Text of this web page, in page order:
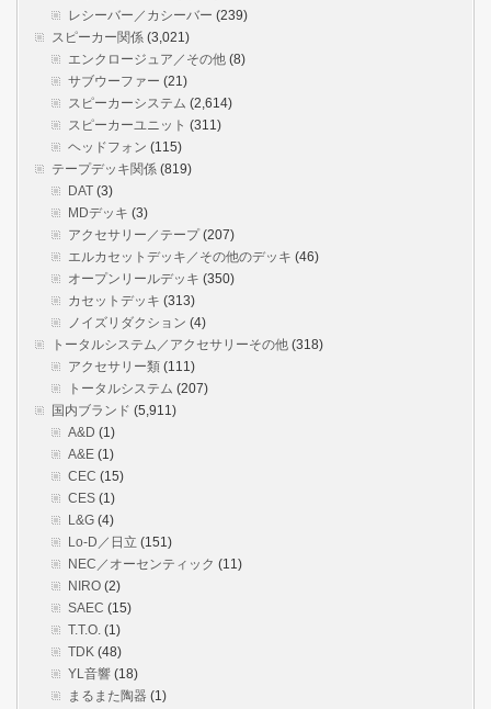
レシーバー／カシーバー (239)
スピーカー関係 (3,021)
エンクロージュア／その他 (8)
サブウーファー (21)
スピーカーシステム (2,614)
スピーカーユニット (311)
ヘッドフォン (115)
テープデッキ関係 (819)
DAT (3)
MDデッキ (3)
アクセサリー／テープ(207)
エルカセットデッキ／その他のデッキ (46)
オープンリールデッキ (350)
カセットデッキ (313)
ノイズリダクション (4)
トータルシステム／アクセサリーその他 (318)
アクセサリー類 (111)
トータルシステム (207)
国内ブランド (5,911)
A&D (1)
A&E (1)
CEC (15)
CES (1)
L&G (4)
Lo-D／日立 (151)
NEC／オーセンティック (11)
NIRO (2)
SAEC (15)
T.T.O. (1)
TDK (48)
YL音響 (18)
まるまた陶器 (1)